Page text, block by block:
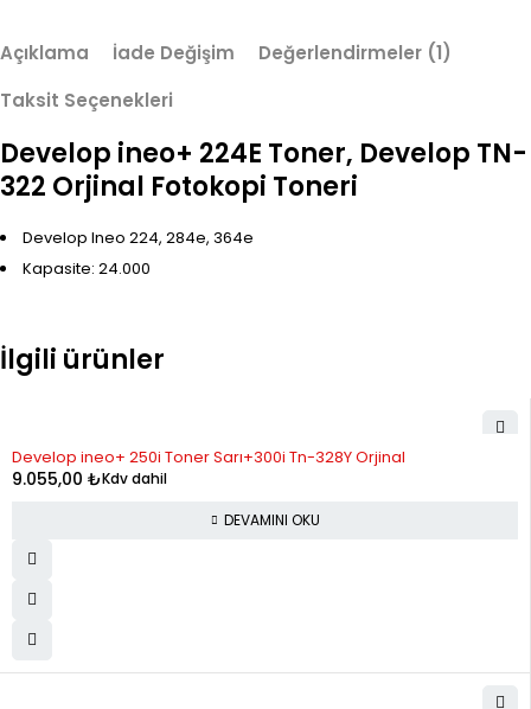
Açıklama İade Değişim
Değerlendirmeler (1)
Taksit Seçenekleri
Develop ineo+ 224E Toner, Develop TN-
322 Orjinal Fotokopi Toneri
Develop Ineo 224, 284e, 364e
Kapasite: 24.000
İlgili ürünler
Develop ineo+ 250i Toner Sarı+300i Tn-328Y Orjinal
9.055,00 ₺Kdv dahil
DEVAMINI OKU